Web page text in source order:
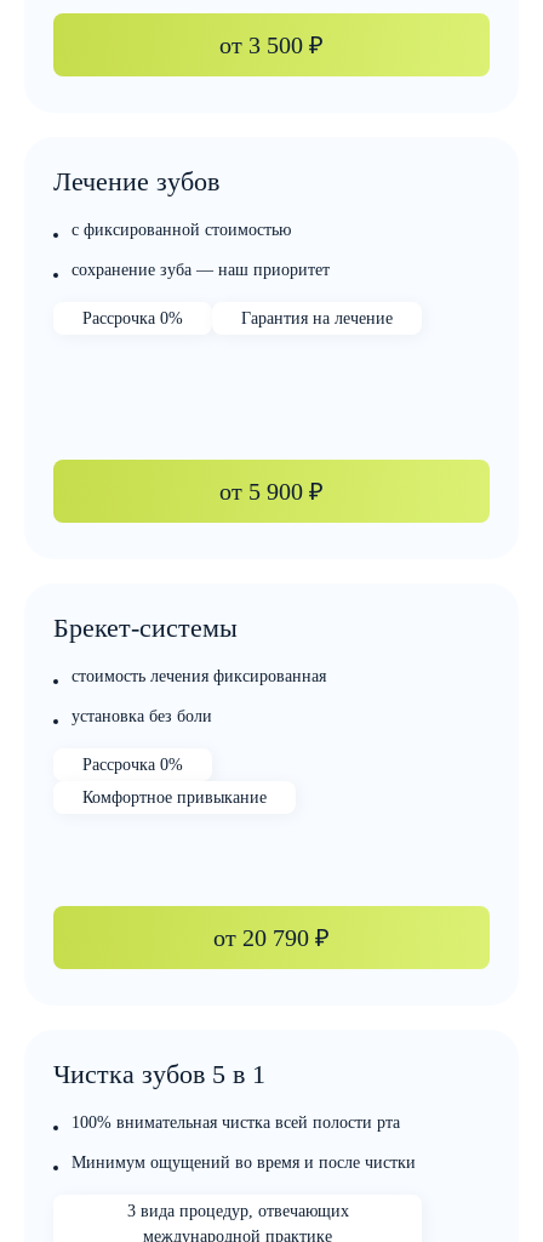
от 3 500 ₽
Лечение зубов
с фиксированной стоимостью
сохранение зуба — наш приоритет
Рассрочка 0% Гарантия на лечение
от 5 900 ₽
Брекет-системы
стоимость лечения фиксированная
установка без боли
Рассрочка 0%
Комфортное привыкание
от 20 790 ₽
Чистка зубов 5 в 1
100% внимательная чистка всей полости рта
Минимум ощущений во время и после чистки
3 вида процедур, отвечающих
международной практике